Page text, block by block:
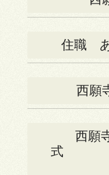
住職
西願
西願
式 （